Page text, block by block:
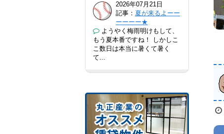
2026年07月21日
記事： 夏が来るよーー
ーーーー★
ようやく梅雨明けもして、
もう夏本番ですね！ しかしこ
こ数日は本当に暑くて暑く
て...